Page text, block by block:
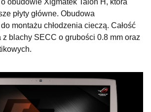
obudowie Xigmatek Talon H, która
płyty główne. Obudowa
montażu chłodzenia cieczą. Całość
z blachy SECC o grubości 0.8 mm oraz